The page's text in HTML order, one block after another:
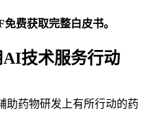
费获取完整白皮书。
技术服务行动
助药物研发上有所行动的药